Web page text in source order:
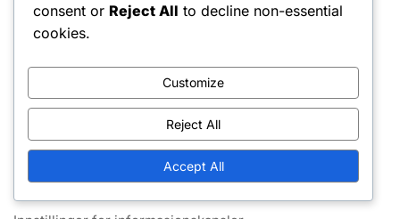
Juridisk informasjon
Om oss
Retningslinjer for databeskyttelse
Tjenestevilkår
consent or Reject All to decline non-essential
cookies.
Customize
Reject All
Accept All